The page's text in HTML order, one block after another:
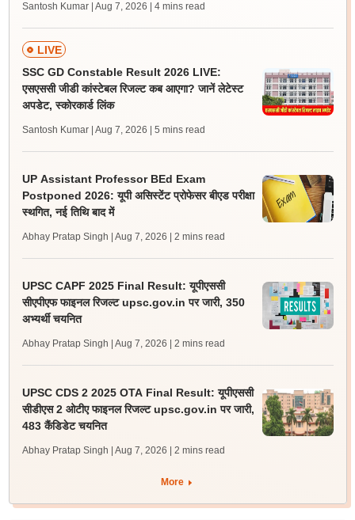
Santosh Kumar | Aug 7, 2026 | 4 mins read
LIVE
SSC GD Constable Result 2026 LIVE:
एसएससी जीडी कांस्टेबल रिजल्ट कब आएगा? जानें लेटेस्ट
अपडेट, स्कोरकार्ड लिंक
Santosh Kumar | Aug 7, 2026 | 5 mins read
UP Assistant Professor BEd Exam
Postponed 2026: यूपी असिस्टेंट प्रोफेसर बीएड परीक्षा
स्थगित, नई तिथि बाद में
Abhay Pratap Singh | Aug 7, 2026 | 2 mins read
UPSC CAPF 2025 Final Result: यूपीएससी
सीएपीएफ फाइनल रिजल्ट upsc.gov.in पर जारी, 350
अभ्यर्थी चयनित
Abhay Pratap Singh | Aug 7, 2026 | 2 mins read
UPSC CDS 2 2025 OTA Final Result: यूपीएससी
सीडीएस 2 ओटीए फाइनल रिजल्ट upsc.gov.in पर जारी,
483 कैंडिडेट चयनित
Abhay Pratap Singh | Aug 7, 2026 | 2 mins read
More